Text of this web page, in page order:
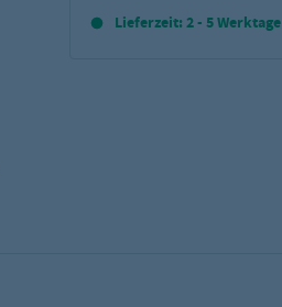
Lieferzeit: 2 - 5 Werktage